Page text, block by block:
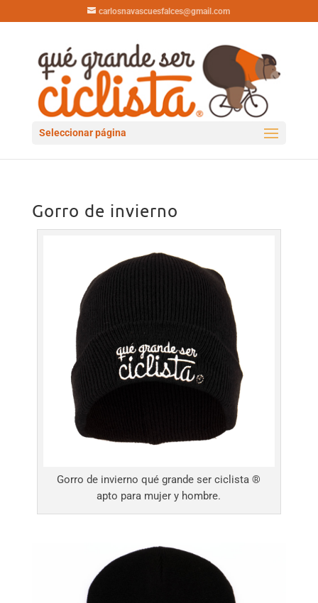
carlosnavascuesfalces@gmail.com
Seleccionar página
Gorro de invierno
Gorro de invierno qué grande ser ciclista ®
apto para mujer y hombre.